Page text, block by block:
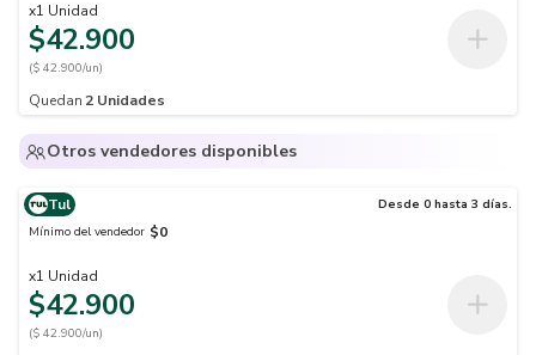
x1 Unidad
$42.900
($ 42.900/un)
Quedan 2 Unidades
Otros vendedores disponibles
Tul
Desde 0 hasta 3 días.
Mínimo del vendedor $0
x1 Unidad
$42.900
($ 42.900/un)